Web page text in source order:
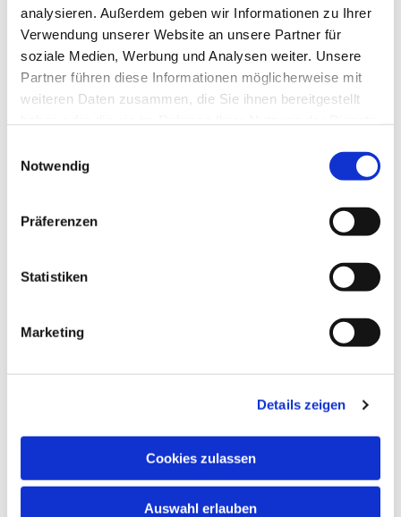
analysieren. Außerdem geben wir Informationen zu Ihrer
Verwendung unserer Website an unsere Partner für
soziale Medien, Werbung und Analysen weiter. Unsere
Partner führen diese Informationen möglicherweise mit
weiteren Daten zusammen, die Sie ihnen bereitgestellt
Notwendig
Präferenzen
Statistiken
Marketing
Details zeigen
Cookies zulassen
Auswahl erlauben
interessieren